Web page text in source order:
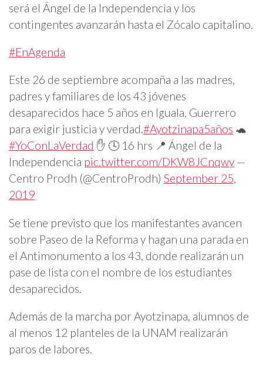
será el Ángel de la Independencia y los
contingentes avanzarán hasta el Zócalo capitalino.
#EnAgenda
Este 26 de septiembre acompaña a las madres,
padres y familiares de los 43 jóvenes
desaparecidos hace 5 años en Iguala, Guerrero
para exigir justicia y verdad.#Ayotzinapa5años 🐢
#YoConLaVerdad ✋ 🕓 16 hrs 📍 Ángel de la
Independencia pic.twitter.com/DKW8JCnqwy —
Centro Prodh (@CentroProdh) September 25,
2019
Se tiene previsto que los manifestantes avancen
sobre Paseo de la Reforma y hagan una parada en
el Antimonumento a los 43, donde realizarán un
pase de lista con el nombre de los estudiantes
desaparecidos.
Además de la marcha por Ayotzinapa, alumnos de
al menos 12 planteles de la UNAM realizarán
paros de labores.